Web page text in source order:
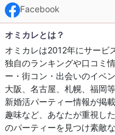
Facebook
オミカレとは？
オミカレは2012年にサービ
独自のランキングや口コミ
ー・街コン・出会いのイベ
大阪、名古屋、札幌、福岡
新婚活パーティー情報が掲
趣味など、あなたが重視し
のパーティーを見つけ素敵